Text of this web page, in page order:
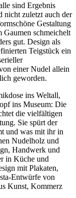
sind Ergebnis
nicht zuletzt auch der
Gestaltung
Gaumen schmeichelt
gut. Design als
Teigstück ein
einer Nudel allein
geworden.
ins Weltall,
ins Museum: Die
die vielfältigen
Sie spürt der
und was mit ihr in
Nudelholz und
Handwerk und
in Küche und
mit Plakaten,
Entwürfe von
Kunst, Kommerz